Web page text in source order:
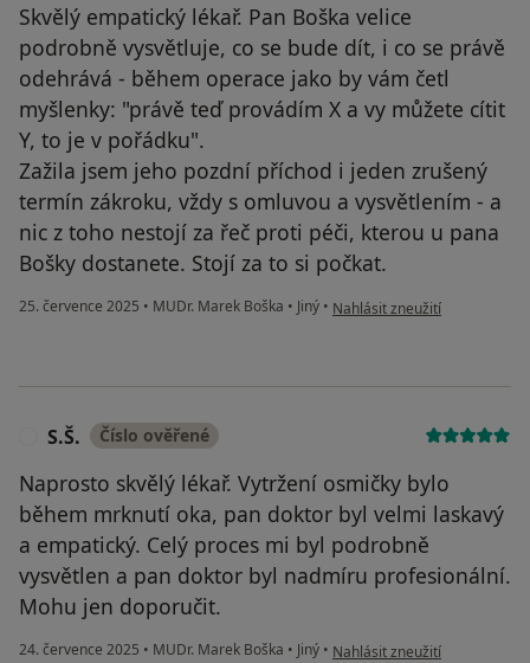
Skvělý empatický lékař. Pan Boška velice
podrobně vysvětluje, co se bude dít, i co se právě
odehrává - během operace jako by vám četl
myšlenky: "právě teď provádím X a vy můžete cítit
Y, to je v pořádku".
Zažila jsem jeho pozdní příchod i jeden zrušený
termín zákroku, vždy s omluvou a vysvětlením - a
nic z toho nestojí za řeč proti péči, kterou u pana
Bošky dostanete. Stojí za to si počkat.
25. července 2025 • MUDr. Marek Boška • Jiný • podle názoru uživatele Radka
Nahlásit zneužití
S.Š. Číslo ověřené
Naprosto skvělý lékař. Vytržení osmičky bylo
během mrknutí oka, pan doktor byl velmi laskavý
a empatický. Celý proces mi byl podrobně
vysvětlen a pan doktor byl nadmíru profesionální.
Mohu jen doporučit.
24. července 2025 • MUDr. Marek Boška • Jiný • podle názoru uživatele S.Š.
Nahlásit zneužití